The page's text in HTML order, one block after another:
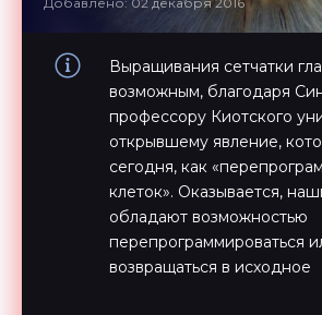
Выращивания сетчатки
возможным, благодаря
профессору Киотского
открывшему явление,
сегодня, как
клеток». Оказывается,
обладают возможностью
перепрограммироваться
возвращаться в исходное